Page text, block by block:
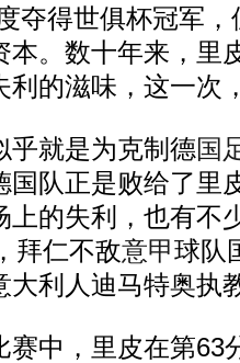
夺得世俱杯冠军
本。数十年来，里
利的滋味，这一次
乎就是为克制德国
国队正是败给了里
上的失利，也有不
拜仁不敌意甲球队
大利人迪马特奥执
中，里皮在第63